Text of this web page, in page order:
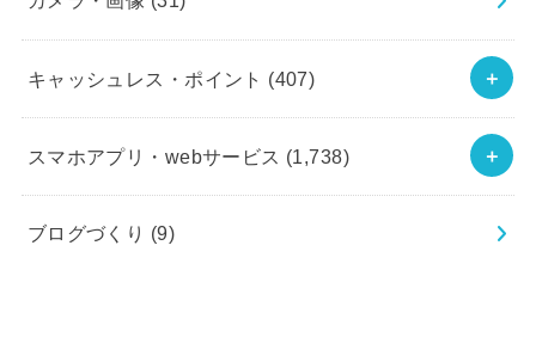
キャッシュレス・ポイント (407)
スマホアプリ・webサービス (1,738)
ブログづくり (9)